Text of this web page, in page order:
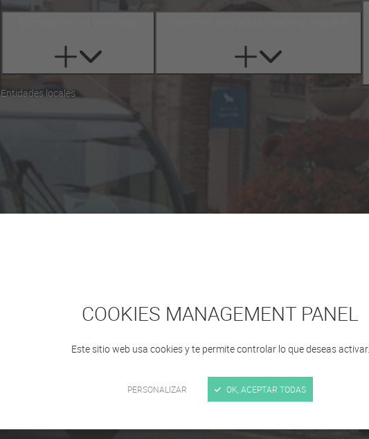
COOKIES MANAGEMENT PANEL
Este sitio web usa cookies y te permite controlar lo que deseas activar.
PERSONALIZAR OK, ACEPTAR TODAS
Entidades locales